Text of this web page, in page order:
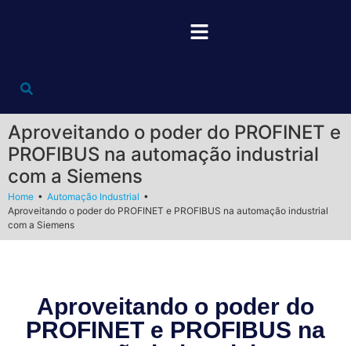
Aproveitando o poder do PROFINET e
PROFIBUS na automação industrial
com a Siemens
Home • Automação Industrial •
Aproveitando o poder do PROFINET e PROFIBUS na automação industrial
com a Siemens
Aproveitando o poder do
PROFINET e PROFIBUS na